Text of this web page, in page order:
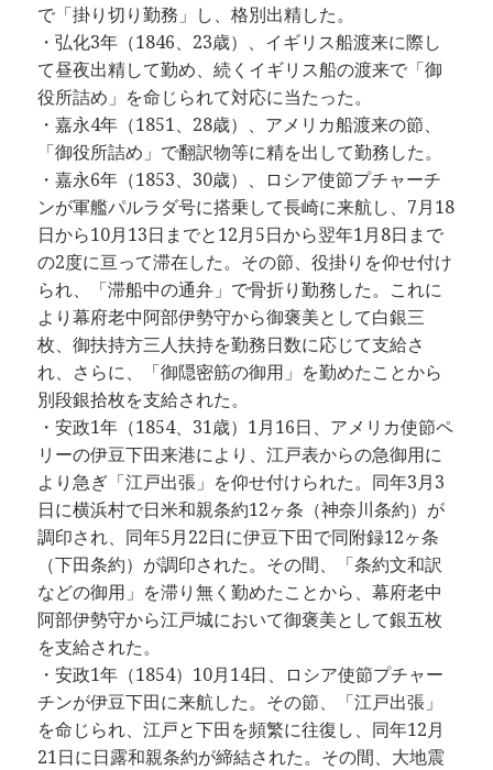
で「掛り切り勤務」し、格別出精した。
・弘化3年（1846、23歳）、イギリス船渡来に際し
て昼夜出精して勤め、続くイギリス船の渡来で「御
役所詰め」を命じられて対応に当たった。
・嘉永4年（1851、28歳）、アメリカ船渡来の節、
「御役所詰め」で翻訳物等に精を出して勤務した。
・嘉永6年（1853、30歳）、ロシア使節プチャーチ
ンが軍艦パルラダ号に搭乗して長崎に来航し、7月18
日から10月13日までと12月5日から翌年1月8日まで
の2度に亘って滞在した。その節、役掛りを仰せ付け
られ、「滞船中の通弁」で骨折り勤務した。これに
より幕府老中阿部伊勢守から御褒美として白銀三
枚、御扶持方三人扶持を勤務日数に応じて支給さ
れ、さらに、「御隠密筋の御用」を勤めたことから
別段銀拾枚を支給された。
・安政1年（1854、31歳）1月16日、アメリカ使節ペ
リーの伊豆下田来港により、江戸表からの急御用に
より急ぎ「江戸出張」を仰せ付けられた。同年3月3
日に横浜村で日米和親条約12ヶ条（神奈川条約）が
調印され、同年5月22日に伊豆下田で同附録12ヶ条
（下田条約）が調印された。その間、「条約文和訳
などの御用」を滞り無く勤めたことから、幕府老中
阿部伊勢守から江戸城において御褒美として銀五枚
を支給された。
・安政1年（1854）10月14日、ロシア使節プチャー
チンが伊豆下田に来航した。その節、「江戸出張」
を命じられ、江戸と下田を頻繁に往復し、同年12月
21日に日露和親条約が締結された。その間、大地震